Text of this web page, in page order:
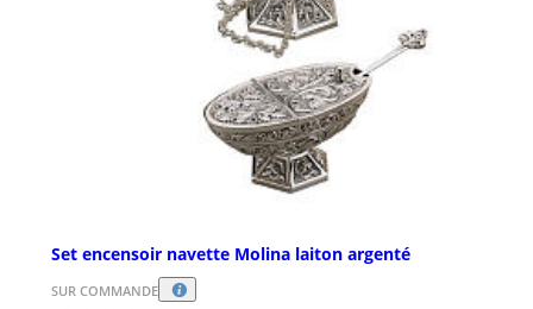
Set encensoir navette Molina laiton argenté
SUR COMMANDE